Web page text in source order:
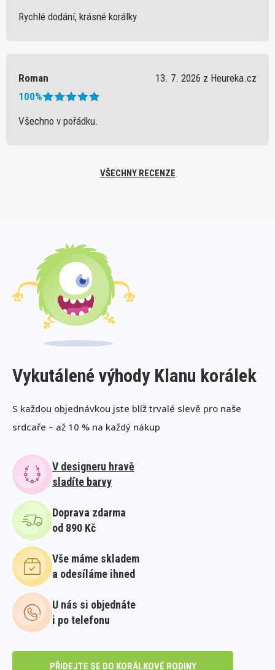
Rychlé dodání, krásné korálky
Roman
13. 7. 2026 z Heureka.cz
100%
Všechno v pořádku.
VŠECHNY RECENZE
Vykutálené výhody Klanu korálek
S každou objednávkou jste blíž trvalé slevě pro naše
srdcaře – až 10 % na každý nákup
V designeru hravě
sladíte barvy
Doprava zdarma
od 890 Kč
Vše máme skladem
a odesíláme ihned
U nás si objednáte
i po telefonu
PŘIDEJTE SE DO KORÁLKOVÉ RODINY